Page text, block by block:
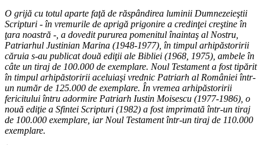
O grijă cu totul aparte faţă de răspândirea luminii Dumnezeieştii
Scripturi - în vremurile de aprigă prigonire a credinţei creştine în
ţara noastră -, a dovedit pururea pomenitul înaintaş al Nostru,
Patriarhul Justinian Marina (1948-1977), în timpul arhipăstoririi
căruia s-au publicat două ediţii ale Bibliei (1968, 1975), ambele în
câte un tiraj de 100.000 de exemplare. Noul Testament a fost tipărit
în timpul arhipăstoririi aceluiaşi vrednic Patriarh al României într-
un număr de 125.000 de exemplare. În vremea arhipăstoririi
fericitului întru adormire Patriarh Iustin Moisescu (1977-1986), o
nouă ediţie a Sfintei Scripturi (1982) a fost imprimată într-un tiraj
de 100.000 exemplare, iar Noul Testament într-un tiraj de 110.000
exemplare.